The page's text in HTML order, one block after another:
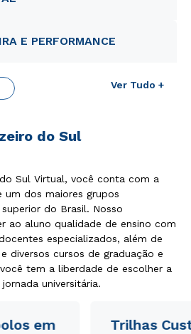
E PERFORMANCE
Ver Tudo +
do Sul
Sul Virtual, você conta com a
dos maiores grupos
do Brasil. Nosso
ao aluno qualidade de ensino com
especializados, além de
diversos cursos de graduação e
tem a liberdade de escolher a
universitária.
em
Trilhas
ou